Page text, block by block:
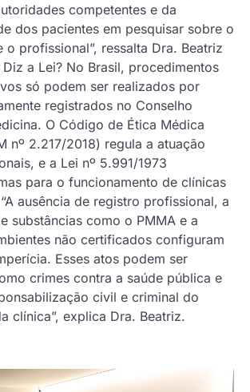
competentes e da
dos pacientes em pesquisar sobre o
o profissional”, ressalta Dra. Beatriz
Diz a Lei? No Brasil, procedimentos
só podem ser realizados por
registrados no Conselho
O Código de Ética Médica
nº 2.217/2018) regula a atuação
e a Lei nº 5.991/1973
para o funcionamento de clínicas
ausência de registro profissional, a
substâncias como o PMMA e a
não certificados configuram
Esses atos podem ser
crimes contra a saúde pública e
civil e criminal do
clínica”, explica Dra. Beatriz.